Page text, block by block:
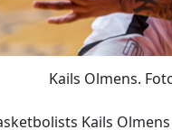
Kails Olmens.
Kails